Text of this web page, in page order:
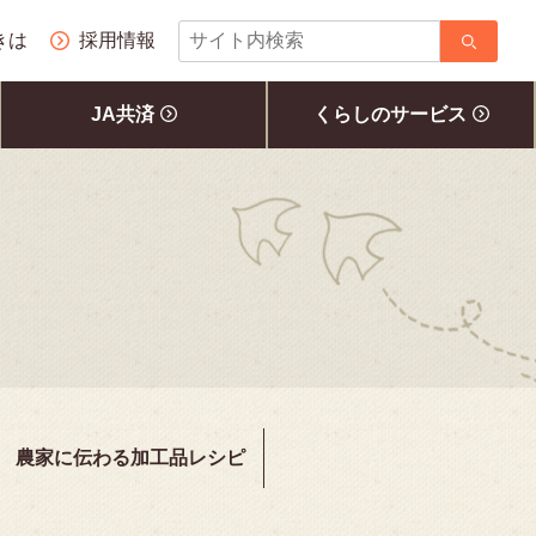
は 採用情報
サ
イ
検
JA共済 くらしのサービス
農家に伝わる加工品レシピ